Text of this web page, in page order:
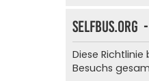
selfbus.org
Diese
Besuchs